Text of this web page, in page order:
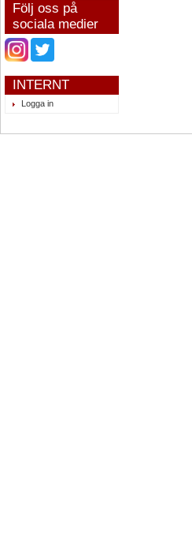
Följ oss på
sociala medier
INTERNT
Logga in